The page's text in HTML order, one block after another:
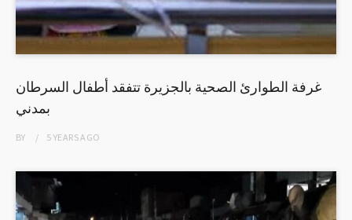
غرفة الطوارئ الصحية بالجزيرة تتفقد أطفال السرطان
بمدني
BY 5 YEARSAGO